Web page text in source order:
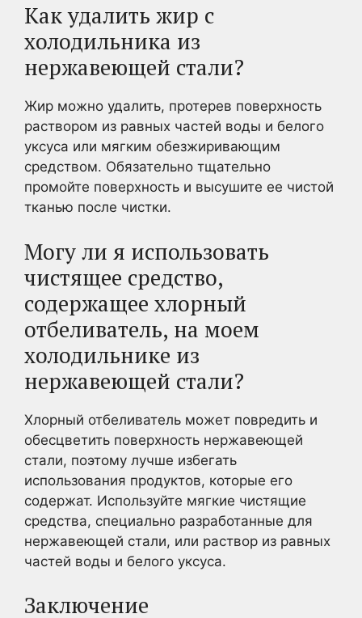
Как удалить жир с
холодильника из
нержавеющей стали?
Жир можно удалить, протерев поверхность
раствором из равных частей воды и белого
уксуса или мягким обезжиривающим
средством. Обязательно тщательно
промойте поверхность и высушите ее чистой
тканью после чистки.
Могу ли я использовать
чистящее средство,
содержащее хлорный
отбеливатель, на моем
холодильнике из
нержавеющей стали?
Хлорный отбеливатель может повредить и
обесцветить поверхность нержавеющей
стали, поэтому лучше избегать
использования продуктов, которые его
содержат. Используйте мягкие чистящие
средства, специально разработанные для
нержавеющей стали, или раствор из равных
частей воды и белого уксуса.
Заключение